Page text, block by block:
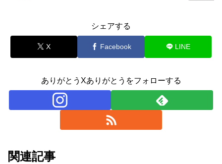
シェアする
X Facebook LINE
ありがとうXありがとうをフォローする
関連記事